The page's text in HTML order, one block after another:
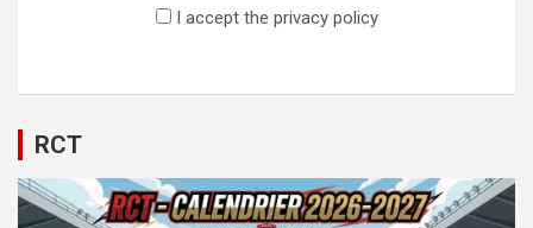
I accept the privacy policy
RCT